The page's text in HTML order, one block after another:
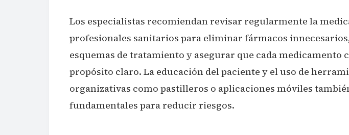
Los especialistas recomiendan revisar regularmente la
profesionales sanitarios para eliminar fármacos
esquemas de tratamiento y asegurar que cada medicamento
propósito claro. La educación del paciente y el uso de
organizativas como pastilleros o aplicaciones móviles
fundamentales para reducir riesgos.